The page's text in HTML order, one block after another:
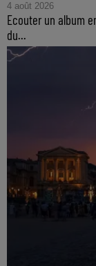
4 août 2026
Ecouter un album
du...